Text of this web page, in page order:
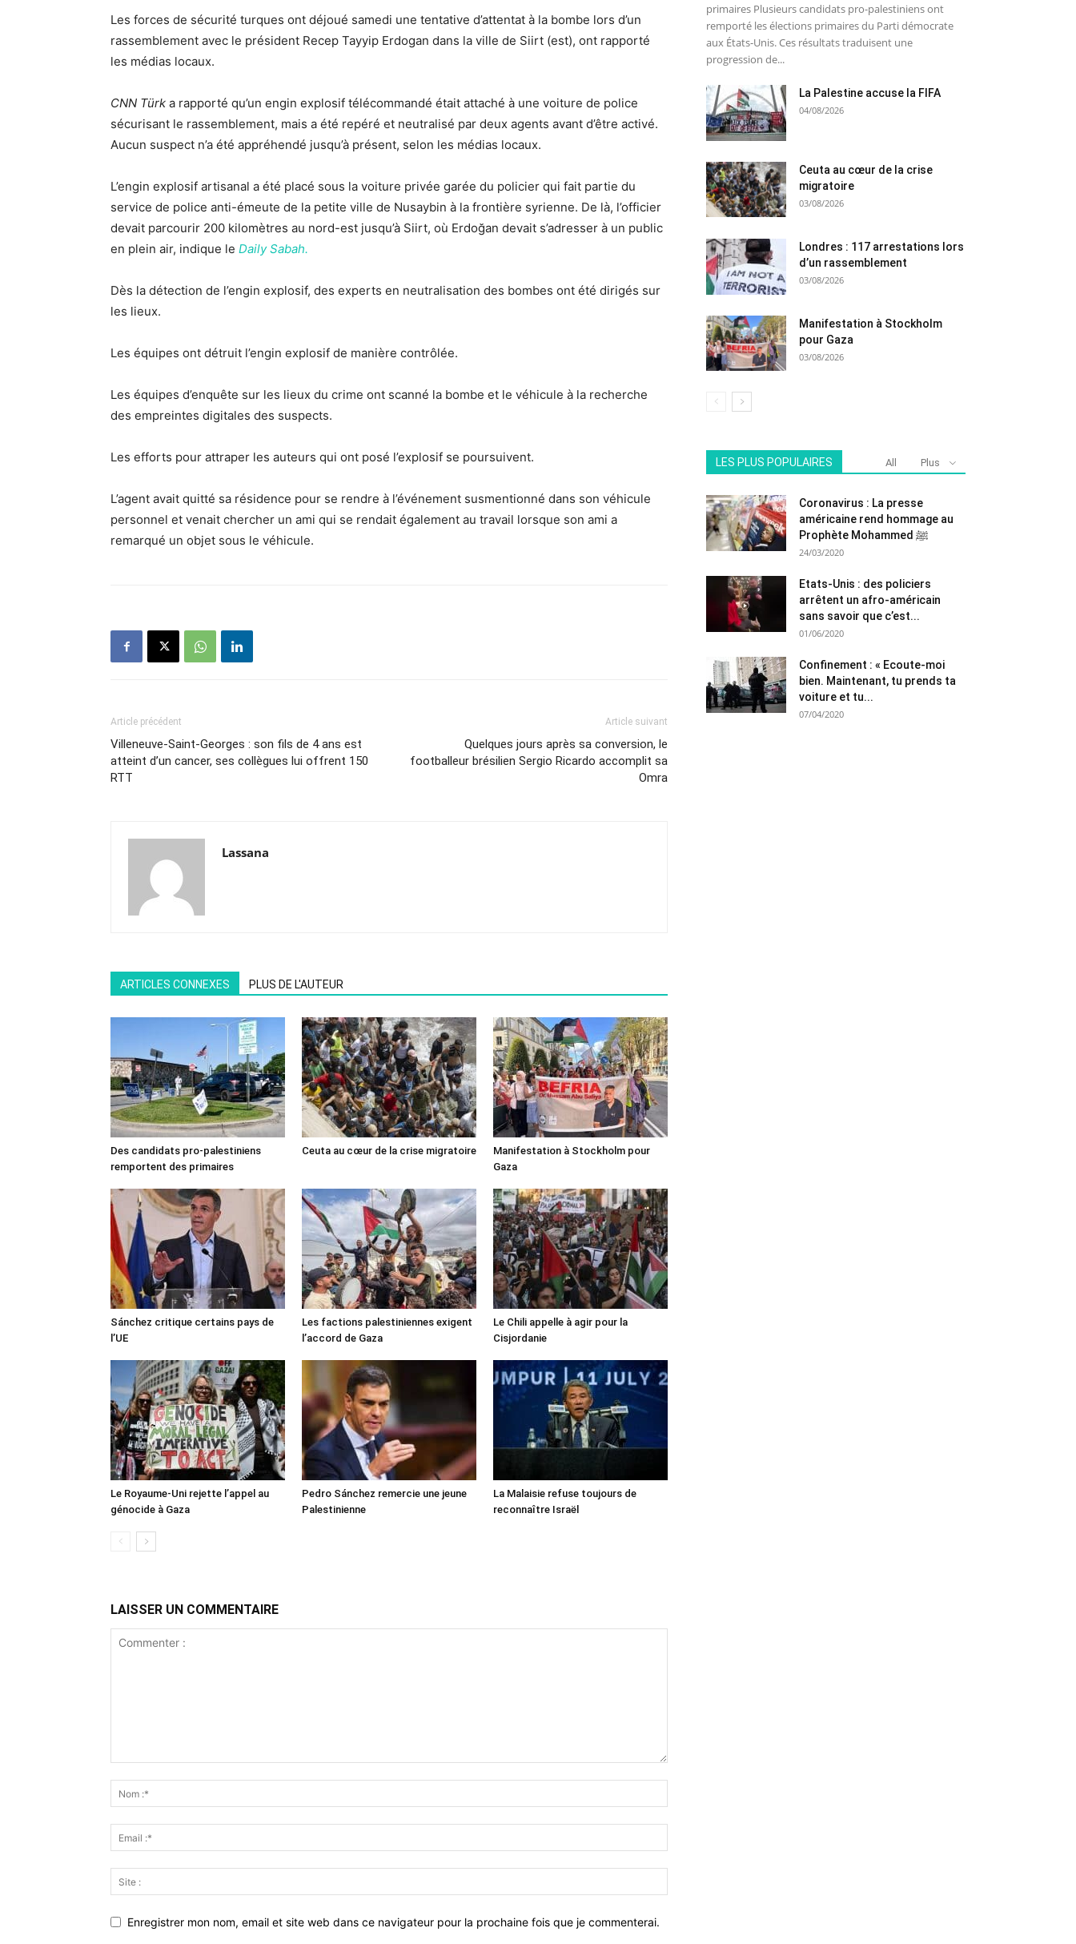
Les forces de sécurité turques ont déjoué samedi une tentative d’attentat à la bombe lors d’un
rassemblement avec le président Recep Tayyip Erdogan dans la ville de Siirt (est), ont rapporté
les médias locaux.
CNN Türk a rapporté qu’un engin explosif télécommandé était attaché à une voiture de police
sécurisant le rassemblement, mais a été repéré et neutralisé par deux agents avant d’être activé.
Aucun suspect n’a été appréhendé jusqu’à présent, selon les médias locaux.
L’engin explosif artisanal a été placé sous la voiture privée garée du policier qui fait partie du
service de police anti-émeute de la petite ville de Nusaybin à la frontière syrienne. De là, l’officier
devait parcourir 200 kilomètres au nord-est jusqu’à Siirt, où Erdoğan devait s’adresser à un public
en plein air, indique le Daily Sabah.
Dès la détection de l’engin explosif, des experts en neutralisation des bombes ont été dirigés sur
les lieux.
Les équipes ont détruit l’engin explosif de manière contrôlée.
Les équipes d’enquête sur les lieux du crime ont scanné la bombe et le véhicule à la recherche
des empreintes digitales des suspects.
Les efforts pour attraper les auteurs qui ont posé l’explosif se poursuivent.
L’agent avait quitté sa résidence pour se rendre à l’événement susmentionné dans son véhicule
personnel et venait chercher un ami qui se rendait également au travail lorsque son ami a
remarqué un objet sous le véhicule.
Article précédent
Villeneuve-Saint-Georges : son fils de 4 ans est
atteint d’un cancer, ses collègues lui offrent 150
RTT
Article suivant
Quelques jours après sa conversion, le
footballeur brésilien Sergio Ricardo accomplit sa
Omra
Lassana
ARTICLES CONNEXES PLUS DE L'AUTEUR
Des candidats pro-palestiniens
remportent des primaires
Ceuta au cœur de la crise migratoire
Manifestation à Stockholm pour
Gaza
Sánchez critique certains pays de
l’UE
Les factions palestiniennes exigent
l’accord de Gaza
Le Chili appelle à agir pour la
Cisjordanie
Le Royaume-Uni rejette l’appel au
génocide à Gaza
Pedro Sánchez remercie une jeune
Palestinienne
La Malaisie refuse toujours de
reconnaître Israël
LAISSER UN COMMENTAIRE
Enregistrer mon nom, email et site web dans ce navigateur pour la prochaine fois que je commenterai.
primaires Plusieurs candidats pro-palestiniens ont
remporté les élections primaires du Parti démocrate
aux États-Unis. Ces résultats traduisent une
progression de...
La Palestine accuse la FIFA
04/08/2026
Ceuta au cœur de la crise
migratoire
03/08/2026
Londres : 117 arrestations lors
d’un rassemblement
03/08/2026
Manifestation à Stockholm
pour Gaza
03/08/2026
LES PLUS POPULAIRES All Plus
Coronavirus : La presse
américaine rend hommage au
Prophète Mohammed ﷺ
24/03/2020
Etats-Unis : des policiers
arrêtent un afro-américain
sans savoir que c’est...
01/06/2020
Confinement : « Ecoute-moi
bien. Maintenant, tu prends ta
voiture et tu...
07/04/2020